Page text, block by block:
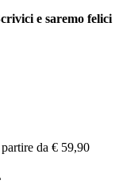
e saremo felici
partire da € 59,90